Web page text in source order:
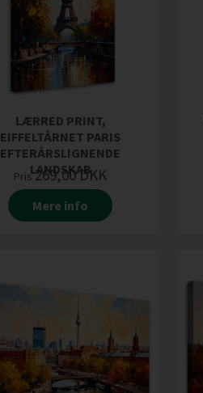
LÆRRED PRINT,
EIFFELTÅRNET PARIS
EFTERÅRSLIGNENDE
LANDSKAB
Pris269,00DKK
Mere info